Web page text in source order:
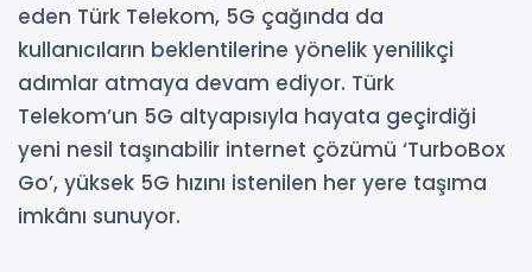
eden Türk Telekom, 5G çağında da
kullanıcıların beklentilerine yönelik yenilikçi
adımlar atmaya devam ediyor. Türk
Telekom’un 5G altyapısıyla hayata geçirdiği
yeni nesil taşınabilir internet çözümü ‘TurboBox
Go’, yüksek 5G hızını istenilen her yere taşıma
imkânı sunuyor.